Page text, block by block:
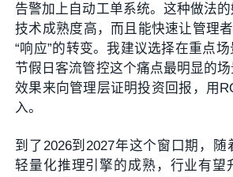
告警加上自动工单系统。这种做法的
技术成熟度高，而且能快速让管理者
“响应”的转变。我建议选择在重点
节假日客流管控这个痛点最明显的
效果来向管理层证明投资回报，用
入。
到了2026到2027年这个窗口期，随
轻量化推理引擎的成熟，行业有望